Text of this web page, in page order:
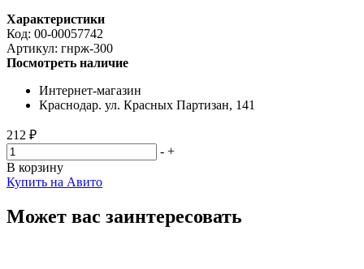
Характеристики
Код: 00-00057742
Артикул: гнрж-300
Посмотреть наличие
Интернет-магазин
Краснодар. ул. Красных Партизан, 141
212 ₽
- +
В корзину
Купить на Авито
Может вас заинтересовать